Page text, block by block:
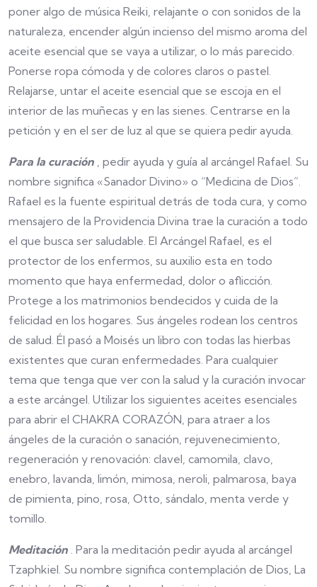
poner algo de música Reiki, relajante o con sonidos de la
naturaleza, encender algún incienso del mismo aroma del
aceite esencial que se vaya a utilizar, o lo más parecido.
Ponerse ropa cómoda y de colores claros o pastel.
Relajarse, untar el aceite esencial que se escoja en el
interior de las muñecas y en las sienes. Centrarse en la
petición y en el ser de luz al que se quiera pedir ayuda.
Para la curación , pedir ayuda y guía al arcángel Rafael. Su
nombre significa «Sanador Divino» o “Medicina de Dios”.
Rafael es la fuente espiritual detrás de toda cura, y como
mensajero de la Providencia Divina trae la curación a todo
el que busca ser saludable. El Arcángel Rafael, es el
protector de los enfermos, su auxilio esta en todo
momento que haya enfermedad, dolor o aflicción.
Protege a los matrimonios bendecidos y cuida de la
felicidad en los hogares. Sus ángeles rodean los centros
de salud. Él pasó a Moisés un libro con todas las hierbas
existentes que curan enfermedades. Para cualquier
tema que tenga que ver con la salud y la curación invocar
a este arcángel. Utilizar los siguientes aceites esenciales
para abrir el CHAKRA CORAZÓN, para atraer a los
ángeles de la curación o sanación, rejuvenecimiento,
regeneración y renovación: clavel, camomila, clavo,
enebro, lavanda, limón, mimosa, neroli, palmarosa, baya
de pimienta, pino, rosa, Otto, sándalo, menta verde y
tomillo.
Meditación . Para la meditación pedir ayuda al arcángel
Tzaphkiel. Su nombre significa contemplación de Dios, La